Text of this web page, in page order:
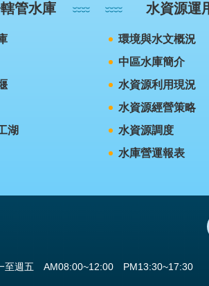
管水庫
湖
水資源運
環境與水文概況
中區水庫簡介
水資源利用現況
水資源經營策略
水資源調度
水庫營運報表
至週五 AM08:00~12:00 PM13:30~17:30